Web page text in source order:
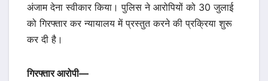
अंजाम देना स्वीकार किया। पुलिस ने आरोपियों को 30 जुलाई
को गिरफ्तार कर न्यायालय में प्रस्तुत करने की प्रक्रिया शुरू
कर दी है।
गिरफ्तार आरोपी—